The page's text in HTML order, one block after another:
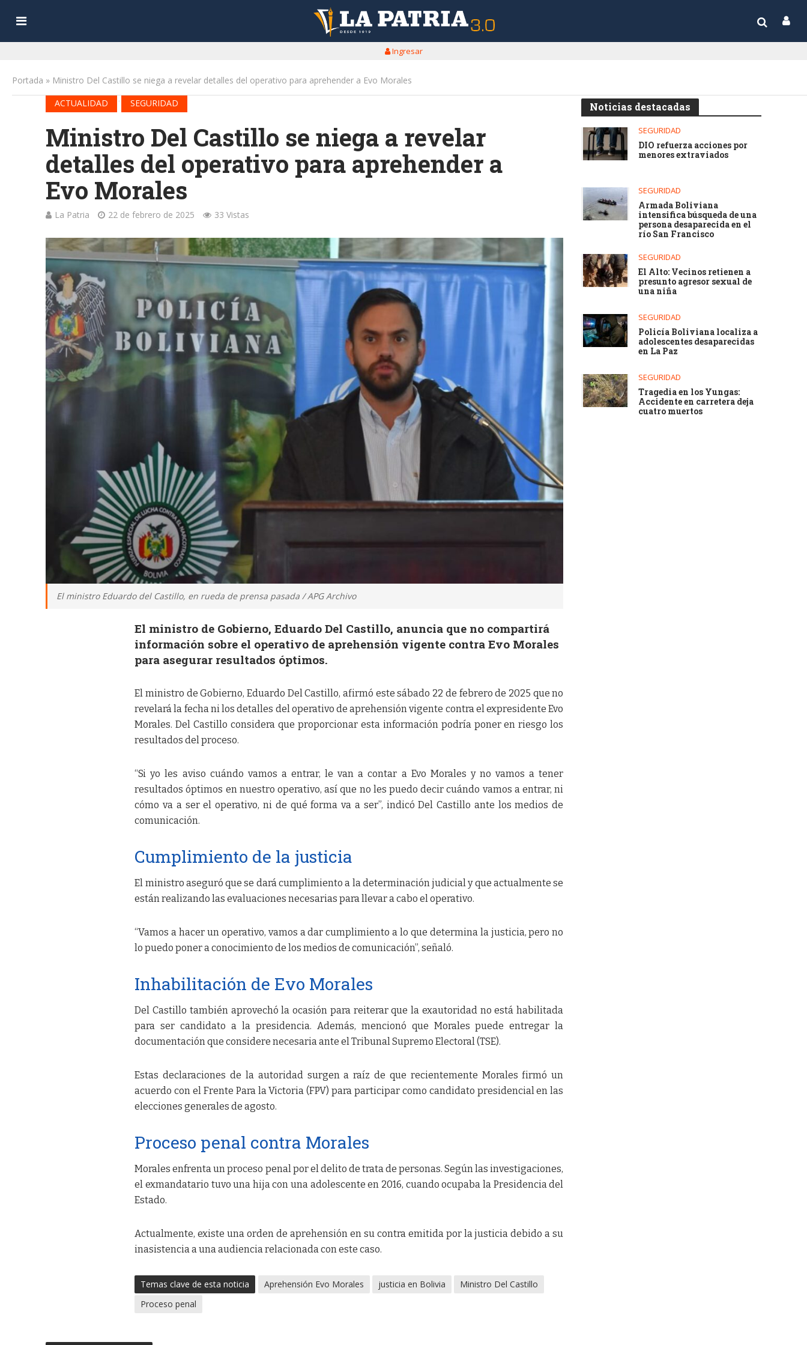
Ingresar
Portada » Ministro Del Castillo se niega a revelar detalles del operativo para aprehender a Evo Morales
ACTUALIDAD
SEGURIDAD
Ministro Del Castillo se niega a revelar
detalles del operativo para aprehender a
Evo Morales
La Patria 22 de febrero de 2025 33 Vistas
El ministro Eduardo del Castillo, en rueda de prensa pasada / APG Archivo
El ministro de Gobierno, Eduardo Del Castillo, anuncia que no compartirá
información sobre el operativo de aprehensión vigente contra Evo Morales
para asegurar resultados óptimos.
El ministro de Gobierno, Eduardo Del Castillo, afirmó este sábado 22 de febrero de 2025 que no
revelará la fecha ni los detalles del operativo de aprehensión vigente contra el expresidente Evo
Morales. Del Castillo considera que proporcionar esta información podría poner en riesgo los
resultados del proceso.
“Si yo les aviso cuándo vamos a entrar, le van a contar a Evo Morales y no vamos a tener
resultados óptimos en nuestro operativo, así que no les puedo decir cuándo vamos a entrar, ni
cómo va a ser el operativo, ni de qué forma va a ser”, indicó Del Castillo ante los medios de
comunicación.
Cumplimiento de la justicia
El ministro aseguró que se dará cumplimiento a la determinación judicial y que actualmente se
están realizando las evaluaciones necesarias para llevar a cabo el operativo.
“Vamos a hacer un operativo, vamos a dar cumplimiento a lo que determina la justicia, pero no
lo puedo poner a conocimiento de los medios de comunicación”, señaló.
Inhabilitación de Evo Morales
Del Castillo también aprovechó la ocasión para reiterar que la exautoridad no está habilitada
para ser candidato a la presidencia. Además, mencionó que Morales puede entregar la
documentación que considere necesaria ante el Tribunal Supremo Electoral (TSE).
Estas declaraciones de la autoridad surgen a raíz de que recientemente Morales firmó un
acuerdo con el Frente Para la Victoria (FPV) para participar como candidato presidencial en las
elecciones generales de agosto.
Proceso penal contra Morales
Morales enfrenta un proceso penal por el delito de trata de personas. Según las investigaciones,
el exmandatario tuvo una hija con una adolescente en 2016, cuando ocupaba la Presidencia del
Estado.
Actualmente, existe una orden de aprehensión en su contra emitida por la justicia debido a su
inasistencia a una audiencia relacionada con este caso.
Temas clave de esta noticia Aprehensión Evo Morales justicia en Bolivia
Ministro Del Castillo
Proceso penal
Noticias destacadas
SEGURIDAD
DIO refuerza acciones por
menores extraviados
SEGURIDAD
Armada Boliviana
intensifica búsqueda de una
persona desaparecida en el
río San Francisco
SEGURIDAD
El Alto: Vecinos retienen a
presunto agresor sexual de
una niña
SEGURIDAD
Policía Boliviana localiza a
adolescentes desaparecidas
en La Paz
SEGURIDAD
Tragedia en los Yungas:
Accidente en carretera deja
cuatro muertos